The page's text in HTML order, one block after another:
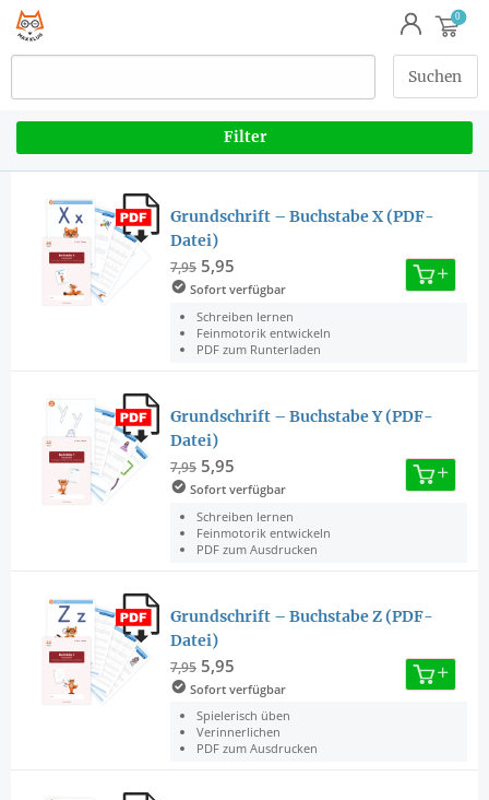
Filter
Grundschrift – Buchstabe X (PDF-
Datei)
7,955,95
Sofort verfügbar
Schreiben lernen
Feinmotorik entwickeln
PDF zum Runterladen
Grundschrift – Buchstabe Y (PDF-
Datei)
7,955,95
Sofort verfügbar
Schreiben lernen
Feinmotorik entwickeln
PDF zum Ausdrucken
Grundschrift – Buchstabe Z (PDF-
Datei)
7,955,95
Sofort verfügbar
Spielerisch üben
Verinnerlichen
PDF zum Ausdrucken